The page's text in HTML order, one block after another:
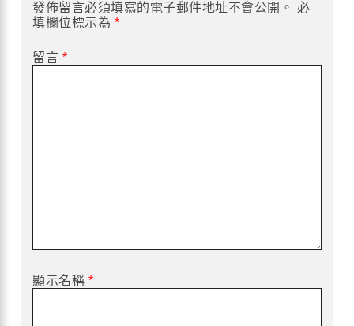
發佈留言必須填寫的電子郵件地址不會公開。 必
填欄位標示為 *
留言 *
顯示名稱 *